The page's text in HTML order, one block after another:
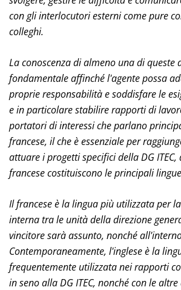
con gli interlocutori esterni come pure
colleghi.
La conoscenza di almeno una di queste
fondamentale affinché l'agente possa
proprie responsabilità e soddisfare le
e in particolare stabilire rapporti di
portatori di interessi che parlano
francese, il che è essenziale per
attuare i progetti specifici della DG ITEC,
francese costituiscono le principali
Il francese è la lingua più utilizzata per
interna tra le unità della direzione
vincitore sarà assunto, nonché
Contemporaneamente, l'inglese è la
frequentemente utilizzata nei rapporti
in seno alla DG ITEC, nonché con le